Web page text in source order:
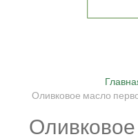
Оливковое масло